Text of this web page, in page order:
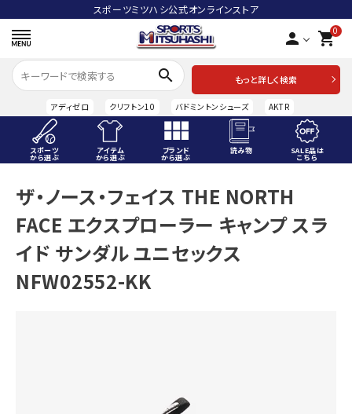
スポーツミツハシ公式オンラインストア
person 0
shopping_cart
search
もっと詳しく検索
アディゼロ クリフトン10 バドミントンシューズ AKTR
スポーツ
から選ぶ
アイテム
から選ぶ
ブランド
から選ぶ
読み物 SALE品は
こちら
ACCOUNT MENU
ようこそ ゲスト 様
meeting_room ログイン person 会員登録
スポーツから選ぶ
ザ・ノース・フェイス THE NORTH
FACE エクスプローラー キャンプ スラ
イド サンダル ユニセックス
NFW02552-KK